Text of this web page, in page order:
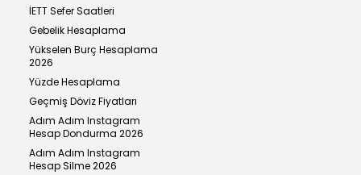
İETT Sefer Saatleri
Gebelik Hesaplama
Yükselen Burç Hesaplama
2026
Yüzde Hesaplama
Geçmiş Döviz Fiyatları
Adım Adım Instagram
Hesap Dondurma 2026
Adım Adım Instagram
Hesap Silme 2026